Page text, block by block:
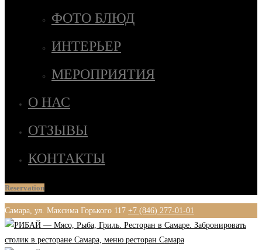
ФОТО БЛЮД
ИНТЕРЬЕР
МЕРОПРИЯТИЯ
О НАС
ОТЗЫВЫ
КОНТАКТЫ
Reservation
Самара, ул. Максима Горького 117 +7 (846) 277-01-01